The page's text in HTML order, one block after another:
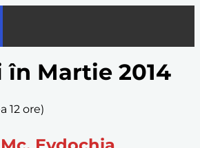
în Martie 2014
12 ore)